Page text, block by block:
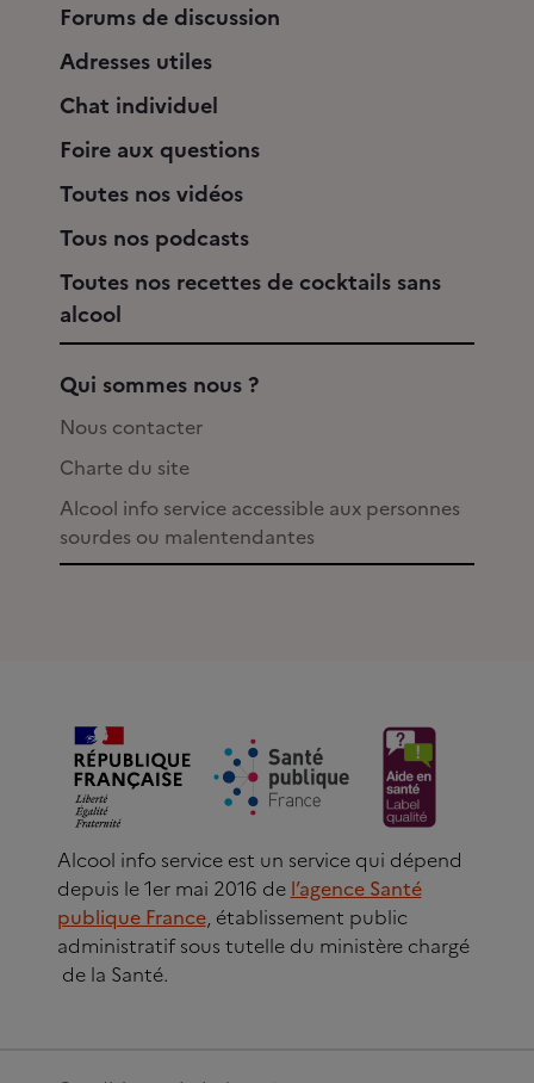
Forums de discussion
Adresses utiles
Chat individuel
Foire aux questions
Toutes nos vidéos
Tous nos podcasts
Toutes nos recettes de cocktails sans
alcool
Qui sommes nous ?
Nous contacter
Charte du site
Alcool info service accessible aux personnes
sourdes ou malentendantes
Alcool info service est un service qui dépend
depuis le 1er mai 2016 de l’agence Santé
publique France, établissement public
administratif sous tutelle du ministère chargé
de la Santé.